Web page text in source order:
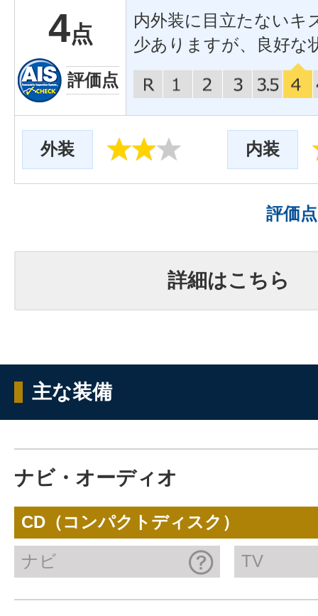
4点
評価点
内外装に目立たないキ
少ありますが、良好な
外装 内装
評価
詳細はこちら
主な装備
ナビ・オーディオ
CD（コンパクトディスク）
ナビ TV